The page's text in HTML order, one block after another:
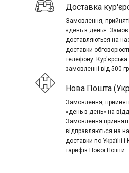
Доставка
Замовлення,
«день в день».
доставляються на
доставки
телефону.
замовленні від 500
Нова Пошта
Замовлення,
«день в день» на
Замовлення
відправляються на
доставки по Україні
тарифів Нової Пошти.